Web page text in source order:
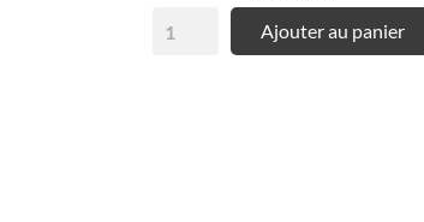
Ajouter au panier